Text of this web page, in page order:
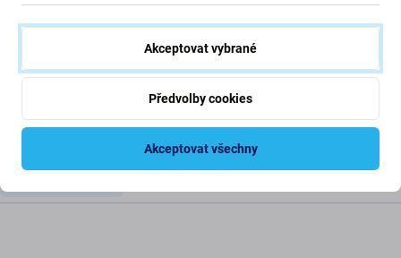
SKLADEM 3 ks SKLADEM 3 ks
Akceptovat vybrané
Předvolby cookies
Akceptovat všechny